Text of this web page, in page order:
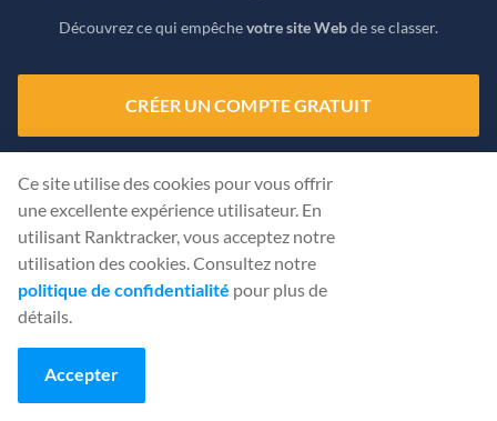
Découvrez ce qui empêchevotre site Webde se classer.
CRÉER UN COMPTE GRATUIT
Ce site utilise des cookies pour vous offrir
une excellente expérience utilisateur. En
utilisant Ranktracker, vous acceptez notre
utilisation des cookies. Consultez notre
politique de confidentialité pour plus de
détails.
Accepter